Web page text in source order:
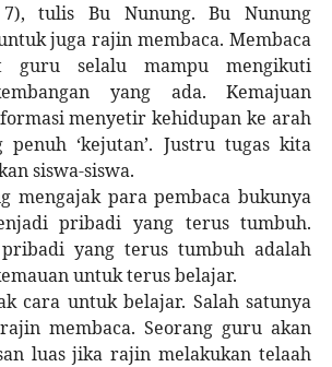
tulis Bu Nunung. Bu Nunung
juga rajin membaca. Membaca
guru selalu mampu mengikuti
yang ada. Kemajuan
menyetir kehidupan ke arah
penuh ‘kejutan’. Justru tugas kita
siswa-siswa.
mengajak para pembaca bukunya
pribadi yang terus tumbuh.
yang terus tumbuh adalah
untuk terus belajar.
cara untuk belajar. Salah satunya
membaca. Seorang guru akan
luas jika rajin melakukan telaah